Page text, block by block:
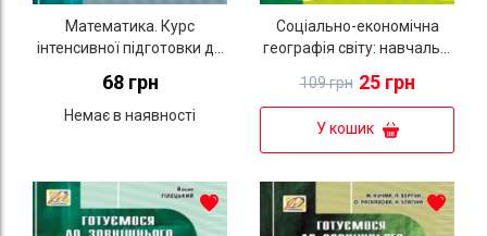
Математика. Курс
інтенсивної підготовки до
оцінювання
68 грн
Немає в наявності
Соціально-економічна
географія світу: навчальні
зовнішнього незалежного
оцінювання
25 грн
109 грн
У кошик